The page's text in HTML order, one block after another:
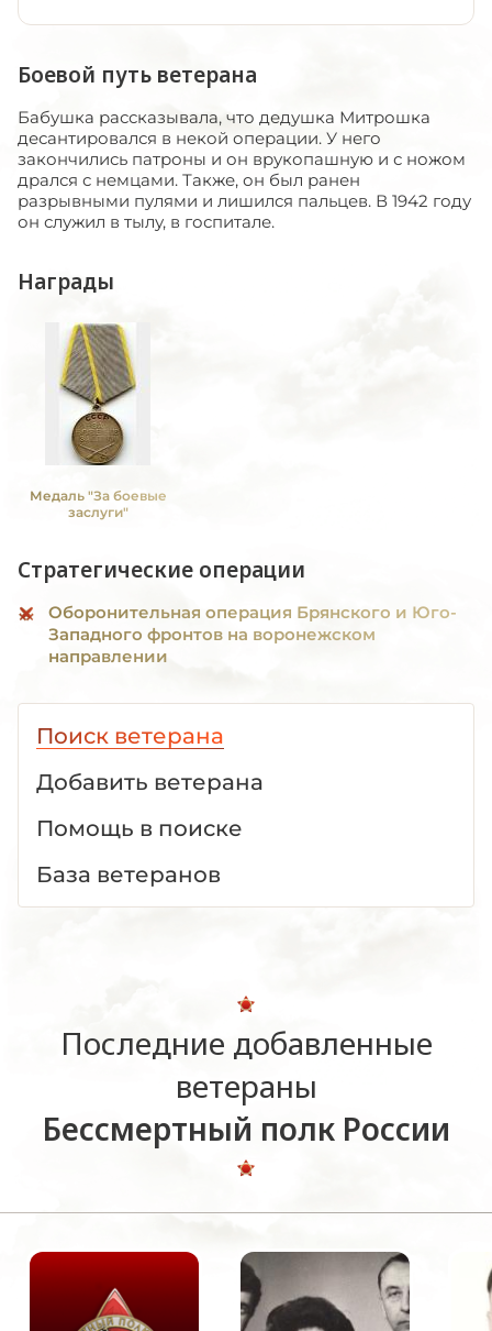
Боевой путь ветерана
Бабушка рассказывала, что дедушка Митрошка
десантировался в некой операции. У него
закончились патроны и он врукопашную и с ножом
дрался с немцами. Также, он был ранен
разрывными пулями и лишился пальцев. В 1942 году
он служил в тылу, в госпитале.
Награды
Медаль "За боевые
заслуги"
Стратегические операции
Оборонительная операция Брянского и Юго-
Западного фронтов на воронежском
направлении
Поиск ветерана
Добавить ветерана
Помощь в поиске
База ветеранов
Последние добавленные
ветераны
Бессмертный полк России